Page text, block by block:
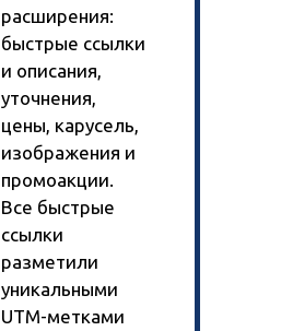
расширения:
быстрые ссылки
и описания,
уточнения,
цены, карусель,
изображения и
промоакции.
Все быстрые
ссылки
разметили
уникальными
UTM-метками